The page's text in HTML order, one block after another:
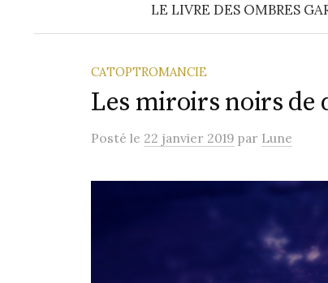
LE LIVRE DES OMBRES
CATOPTROMANCIE
Les miroirs noirs de
Posté le 22 janvier 2019 par Lune